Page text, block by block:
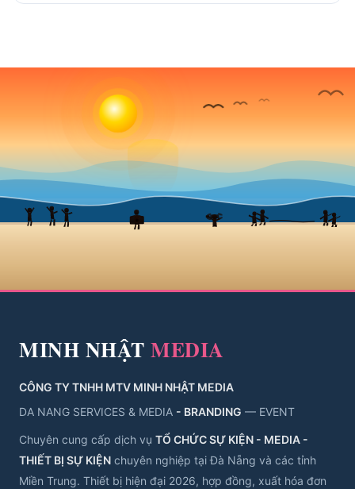
MINH NHẬT MEDIA
CÔNG TY TNHH MTV MINH NHẬT MEDIA
DA NANG SERVICES & MEDIA - BRANDING — EVENT
Chuyên cung cấp dịch vụ TỔ CHỨC SỰ KIỆN - MEDIA -
THIẾT BỊ SỰ KIỆN chuyên nghiệp tại Đà Nẵng và các tỉnh
Miền Trung. Thiết bị hiện đại 2026, hợp đồng, xuất hóa đơn